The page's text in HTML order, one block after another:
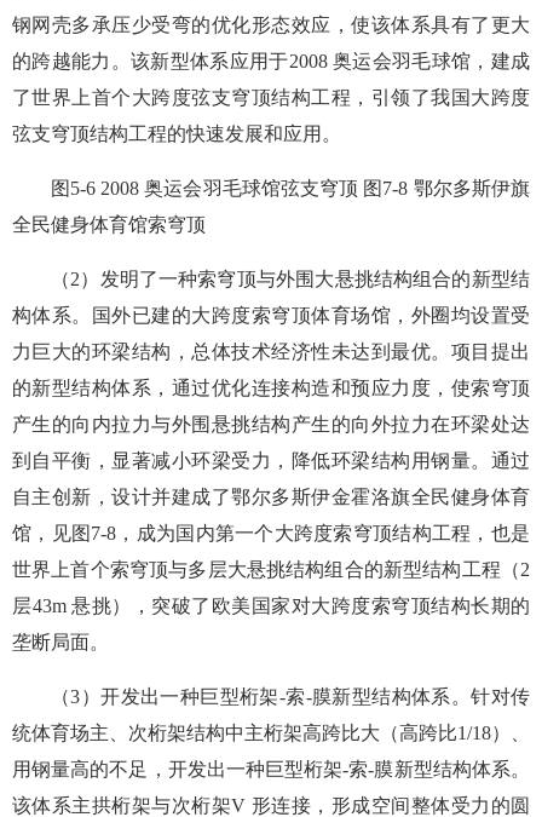
钢网壳多承压少受弯的优化形态效应，使该体系具有了更大
的跨越能力。该新型体系应用于2008 奥运会羽毛球馆，建成
了世界上首个大跨度弦支穹顶结构工程，引领了我国大跨度
弦支穹顶结构工程的快速发展和应用。
图5-6 2008 奥运会羽毛球馆弦支穹顶 图7-8 鄂尔多斯伊旗
全民健身体育馆索穹顶
（2）发明了一种索穹顶与外围大悬挑结构组合的新型结
构体系。国外已建的大跨度索穹顶体育场馆，外圈均设置受
力巨大的环梁结构，总体技术经济性未达到最优。项目提出
的新型结构体系，通过优化连接构造和预应力度，使索穹顶
产生的向内拉力与外围悬挑结构产生的向外拉力在环梁处达
到自平衡，显著减小环梁受力，降低环梁结构用钢量。通过
自主创新，设计并建成了鄂尔多斯伊金霍洛旗全民健身体育
馆，见图7-8，成为国内第一个大跨度索穹顶结构工程，也是
世界上首个索穹顶与多层大悬挑结构组合的新型结构工程（2
层43m 悬挑），突破了欧美国家对大跨度索穹顶结构长期的
垄断局面。
（3）开发出一种巨型桁架-索-膜新型结构体系。针对传
统体育场主、次桁架结构中主桁架高跨比大（高跨比1/18）、
用钢量高的不足，开发出一种巨型桁架-索-膜新型结构体系。
该体系主拱桁架与次桁架V 形连接，形成空间整体受力的圆